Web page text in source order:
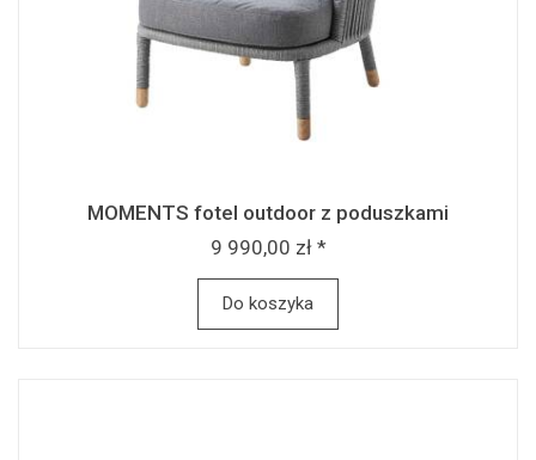
MOMENTS fotel outdoor z poduszkami
9 990,00 zł *
Do koszyka